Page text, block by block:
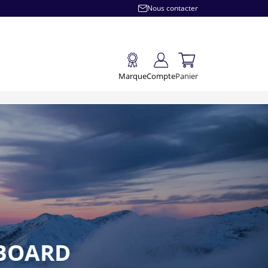
Nous contacter
MarqueComptePanier